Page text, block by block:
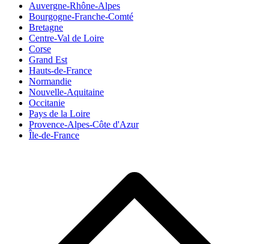
Auvergne-Rhône-Alpes
Bourgogne-Franche-Comté
Bretagne
Centre-Val de Loire
Corse
Grand Est
Hauts-de-France
Normandie
Nouvelle-Aquitaine
Occitanie
Pays de la Loire
Provence-Alpes-Côte d'Azur
Île-de-France